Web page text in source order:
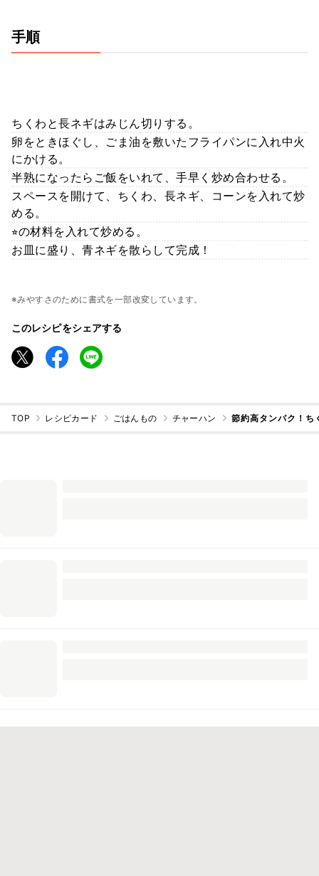
手順
ちくわと長ネギはみじん切りする。
卵をときほぐし、ごま油を敷いたフライパンに入れ中火
にかける。
半熟になったらご飯をいれて、手早く炒め合わせる。
スペースを開けて、ちくわ、長ネギ、コーンを入れて炒
める。
⭐︎の材料を入れて炒める。
お皿に盛り、青ネギを散らして完成！
※みやすさのために書式を一部改変しています。
このレシピをシェアする
TOP レシピカード ごはんもの チャーハン 節約高タンパク！ち